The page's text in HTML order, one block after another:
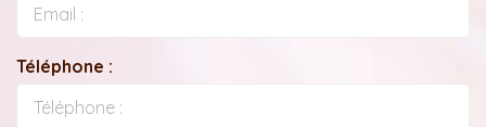
Téléphone :